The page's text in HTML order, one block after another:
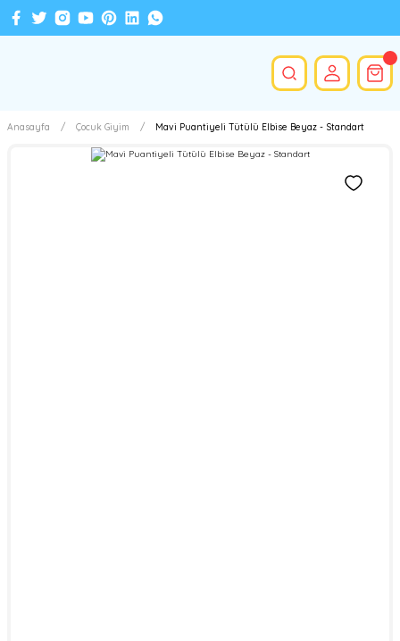
Anasayfa Çocuk Giyim Mavi Puantiyeli Tütülü Elbise Beyaz - Standart